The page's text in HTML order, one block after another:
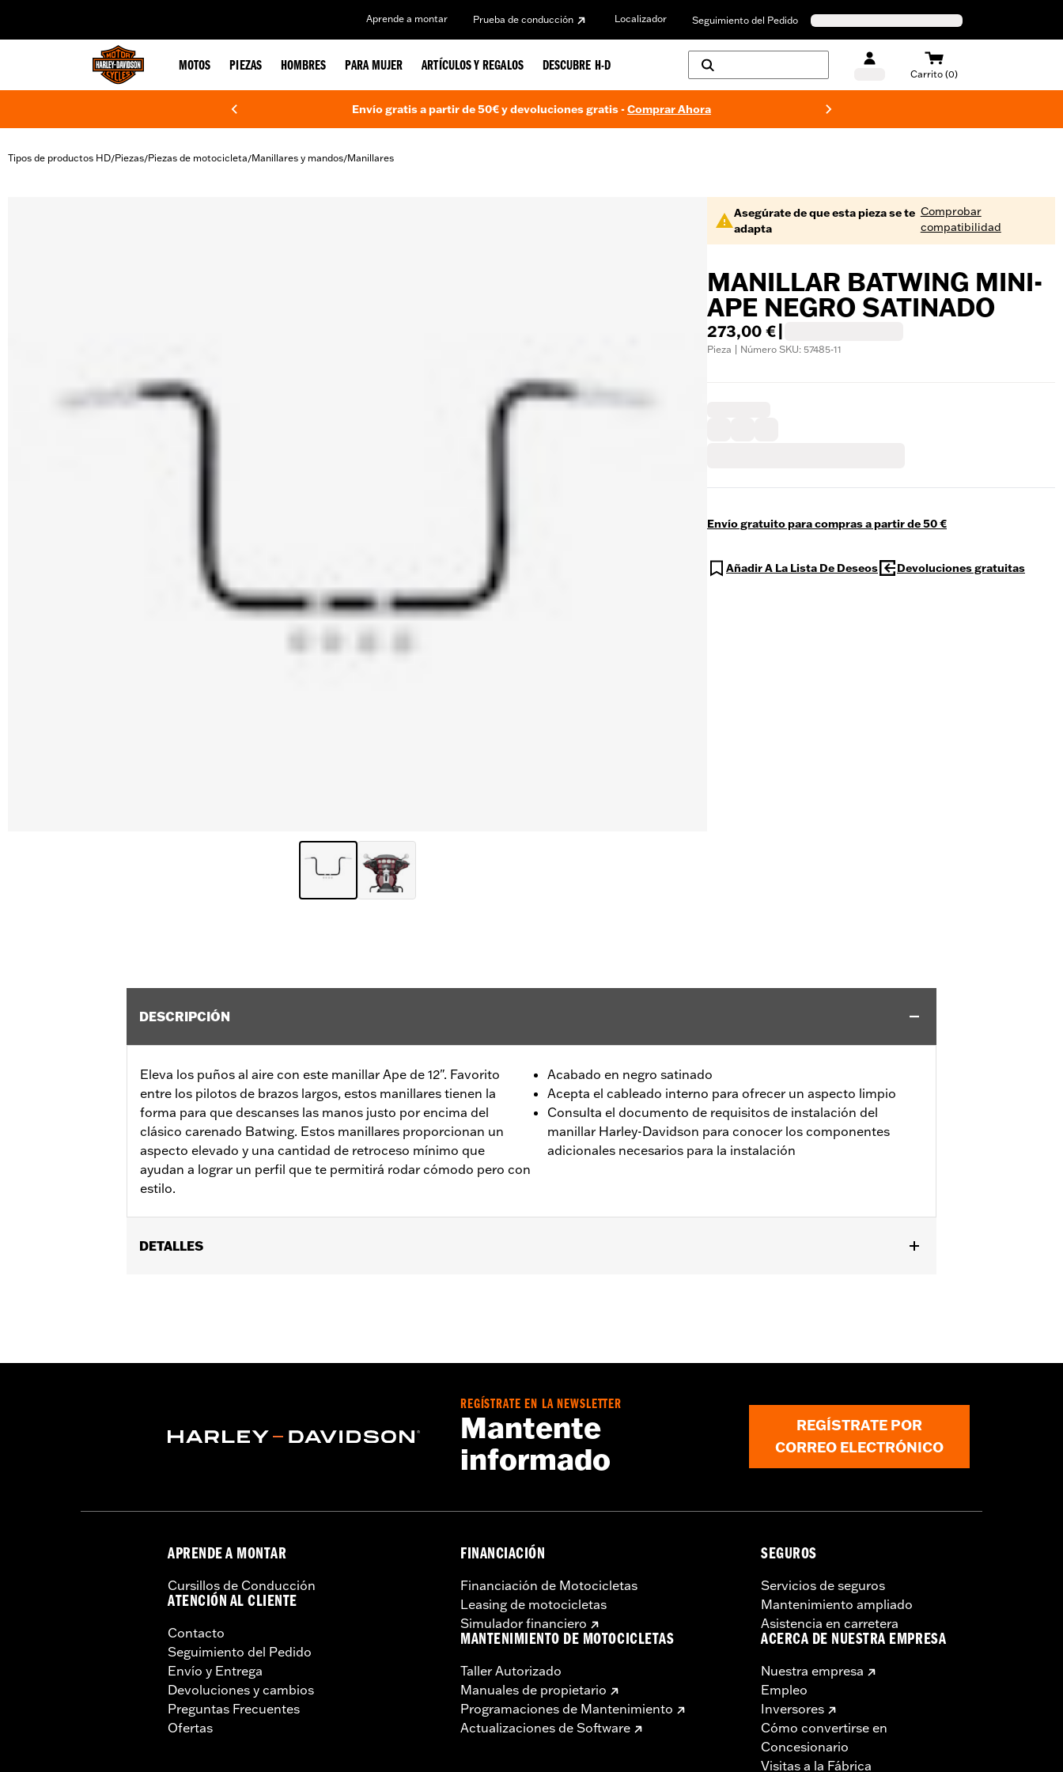
Aprende a montar Prueba de conducción Localizador Seguimiento del Pedido
MOTOS PIEZAS HOMBRES PARA MUJER ARTÍCULOS Y REGALOS DESCUBRE H-D
Carrito (0)
Envío gratis a partir de 50€ y devoluciones gratis -Comprar Ahora
Tipos de productos HD/Piezas/Piezas de motocicleta/Manillares y mandos/Manillares
Asegúrate de que esta pieza se te
adapta
Comprobar
compatibilidad
MANILLAR BATWING MINI-
APE NEGRO SATINADO
273,00 €
Pieza | Número SKU: 57485-11
Envío gratuito para compras a partir de 50 €
Añadir A La Lista De Deseos Devoluciones gratuitas
DESCRIPCIÓN
Eleva los puños al aire con este manillar Ape de 12". Favorito
entre los pilotos de brazos largos, estos manillares tienen la
forma para que descanses las manos justo por encima del
clásico carenado Batwing. Estos manillares proporcionan un
aspecto elevado y una cantidad de retroceso mínimo que
ayudan a lograr un perfil que te permitirá rodar cómodo pero con
estilo.
Acabado en negro satinado
Acepta el cableado interno para ofrecer un aspecto limpio
Consulta el documento de requisitos de instalación del
manillar Harley-Davidson para conocer los componentes
adicionales necesarios para la instalación
DETALLES
calefactados del equipamiento original o puños calefactados negros de caucho opcionales N/P 56100034.
Harley-Davidson Handlebar Installation Requirements
Unidad de medida del ancho de la base:Pulgadas
Unidad de medida de la distancia de centro a centro:Pulgadas
Se vende por separado:Componentes de instalación adicionales
Se vende por unidades:Cada una
Contenido del embalaje:Manillar y casquillos
Reclinación:1.75
Unidad de medida de la reclinación:
Altura:12.0
Unidad de medida de la altura:
Punta a punta:
35.0
Unidad de medida de punta a punta:
NOTAS:El montaje de algunos manillares y torretas puede requerir un cambio de los cables del embrague o del acelerador y de los
latiguillos de freno en algunos modelos. La altura del manillar está regulada en muchos lugares. Comprueba que tu
REGÍSTRATE EN LA NEWSLETTER
Mantente
informado
REGÍSTRATE POR
CORREO ELECTRÓNICO
APRENDE A MONTAR
Cursillos de Conducción
ATENCIÓN AL CLIENTE
Contacto
Seguimiento del Pedido
Envío y Entrega
Devoluciones y cambios
Preguntas Frecuentes
Ofertas
FINANCIACIÓN
Financiación de Motocicletas
Leasing de motocicletas
Simulador financiero
MANTENIMIENTO DE MOTOCICLETAS
Taller Autorizado
Manuales de propietario
Programaciones de Mantenimiento
Actualizaciones de Software
SEGUROS
Servicios de seguros
Mantenimiento ampliado
Asistencia en carretera
ACERCA DE NUESTRA EMPRESA
Nuestra empresa
Empleo
Inversores
Cómo convertirse en
Concesionario
Visitas a la Fábrica